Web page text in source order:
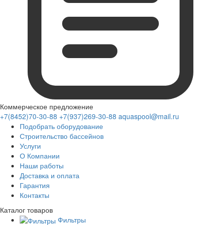
Коммерческое предложение
+7(8452)70-30-88 +7(937)269-30-88 aquaspool@mail.ru
Подобрать оборудование
Строительство бассейнов
Услуги
О Компании
Наши работы
Доставка и оплата
Гарантия
Контакты
Каталог товаров
Фильтры